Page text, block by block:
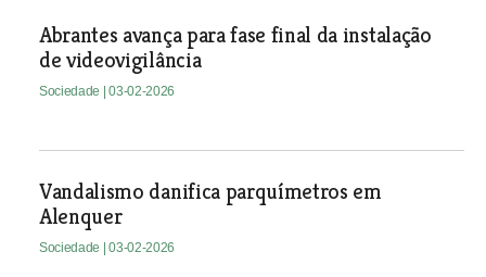
Abrantes avança para fase final da instalação
de videovigilância
Sociedade | 03-02-2026
Vandalismo danifica parquímetros em
Alenquer
Sociedade | 03-02-2026